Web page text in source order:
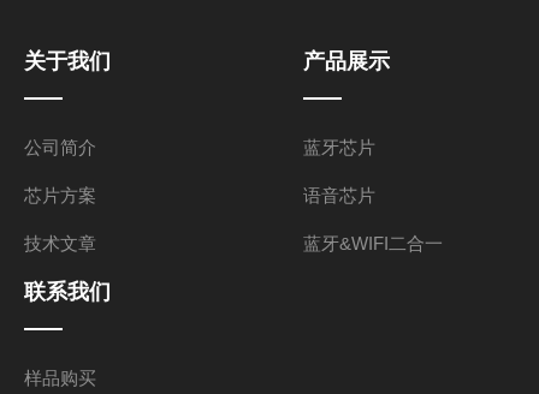
关于我们
公司简介
芯片方案
技术文章
产品展示
蓝牙芯片
语音芯片
蓝牙&WIFI二合一
联系我们
样品购买